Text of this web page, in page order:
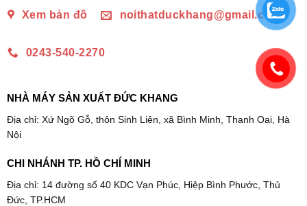
Xem bản đồ
noithatduckhang@gmail.com
0243-540-2270
NHÀ MÁY SẢN XUẤT ĐỨC KHANG
Địa chỉ: Xứ Ngõ Gỗ, thôn Sinh Liên, xã Bình Minh, Thanh Oai, Hà
Nội
CHI NHÁNH TP. HỒ CHÍ MINH
Địa chỉ: 14 đường số 40 KDC Vạn Phúc, Hiệp Bình Phước, Thủ
Đức, TP.HCM